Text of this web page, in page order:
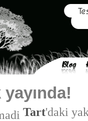
Tart'daki